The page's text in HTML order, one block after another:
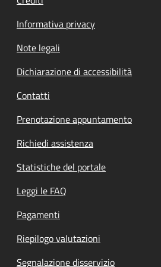
Informativa privacy
Note legali
Dichiarazione di accessibilità
Contatti
Prenotazione appuntamento
Richiedi assistenza
Statistiche del portale
Leggi le FAQ
Pagamenti
Riepilogo valutazioni
Segnalazione disservizio